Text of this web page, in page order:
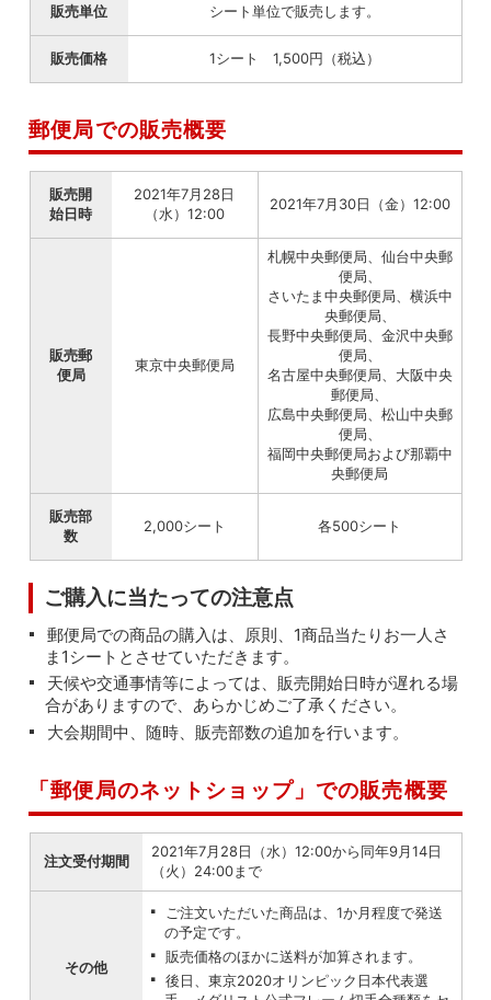
販売単位 シート単位で販売します。
販売価格 1シート 1,500円（税込）
郵便局での販売概要
販売開
始日時
2021年7月28日
（水）12:00
2021年7月30日（金）12:00
販売郵
便局
東京中央郵便局
札幌中央郵便局、仙台中央郵
便局、
さいたま中央郵便局、横浜中
央郵便局、
長野中央郵便局、金沢中央郵
便局、
名古屋中央郵便局、大阪中央
郵便局、
広島中央郵便局、松山中央郵
便局、
福岡中央郵便局および那覇中
央郵便局
販売部
数
2,000シート 各500シート
ご購入に当たっての注意点
郵便局での商品の購入は、原則、1商品当たりお一人さ
ま1シートとさせていただきます。
天候や交通事情等によっては、販売開始日時が遅れる場
合がありますので、あらかじめご了承ください。
大会期間中、随時、販売部数の追加を行います。
「郵便局のネットショップ」での販売概要
注文受付期間
2021年7月28日（水）12:00から同年9月14日
（火）24:00まで
その他
ご注文いただいた商品は、1か月程度で発送
の予定です。
販売価格のほかに送料が加算されます。
後日、東京2020オリンピック日本代表選